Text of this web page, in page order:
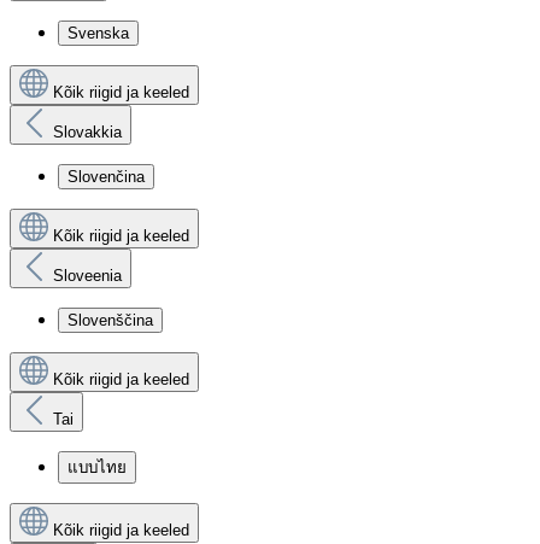
Svenska
Kõik riigid ja keeled
Slovakkia
Slovenčina
Kõik riigid ja keeled
Sloveenia
Slovenščina
Kõik riigid ja keeled
Tai
แบบไทย
Kõik riigid ja keeled